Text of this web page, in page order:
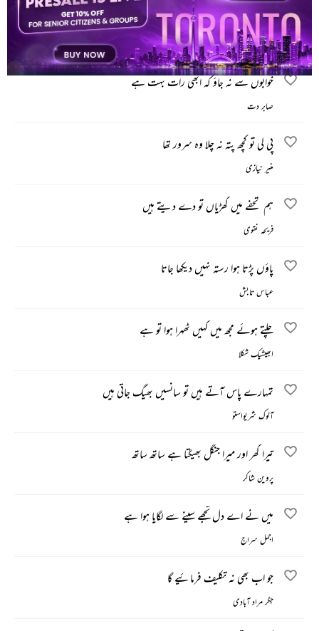
دل میں رکھتا ہے نہ پلکوں پہ بٹھاتا ہے مجھے
شہریار
خوابوں سے نہ جاؤ کہ ابھی رات بہت ہے
صابر دت
پی لی تو کچھ پتہ نہ چلا وہ سرور تھا
منیر نیازی
ہم تحفے میں گھڑیاں تو دے دیتے ہیں
فریحہ نقوی
پاؤں پڑتا ہوا رستہ نہیں دیکھا جاتا
عباس تابش
چلتے ہوئے مجھ میں کہیں ٹھہرا ہوا تو ہے
ابھیشیک شکلا
تمہارے پاس آتے ہیں تو سانسیں بھیگ جاتی ہیں
آلوک شریواستو
تیرا گھر اور میرا جنگل بھیگتا ہے ساتھ ساتھ
پروین شاکر
میں نے اے دل تجھے سینے سے لگایا ہوا ہے
اجمل سراج
جو اب بھی نہ تکلیف فرمائیے گا
جگر مراد آبادی